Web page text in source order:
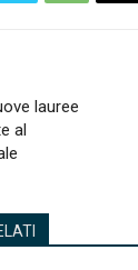
lauree
al